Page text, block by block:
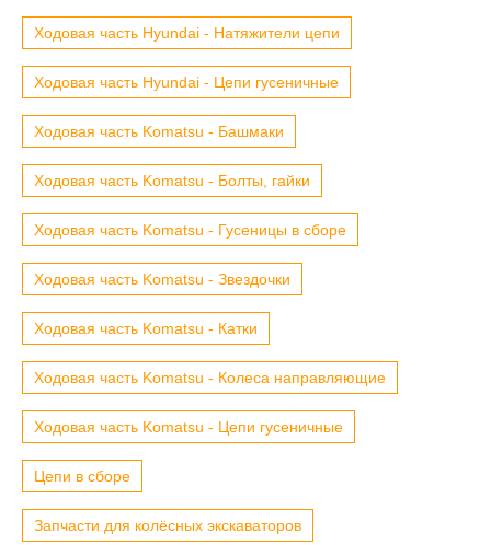
Ходовая часть Hyundai - Натяжители цепи
Ходовая часть Hyundai - Цепи гусеничные
Ходовая часть Komatsu - Башмаки
Ходовая часть Komatsu - Болты, гайки
Ходовая часть Komatsu - Гусеницы в сборе
Ходовая часть Komatsu - Звездочки
Ходовая часть Komatsu - Катки
Ходовая часть Komatsu - Колеса направляющие
Ходовая часть Komatsu - Цепи гусеничные
Цепи в сборе
Запчасти для колёсных экскаваторов